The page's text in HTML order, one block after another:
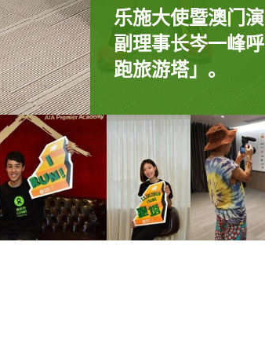
乐施大使暨澳门
副理事长岑一峰
跑旅游塔」。
澳门及香港的演
长徐智勇（小肥
早前拍摄「乐施
ViuTV艺人陈安
片。
TVB艺人林希灵